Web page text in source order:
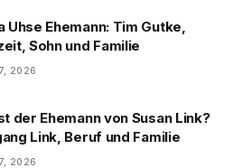
Uhse Ehemann: Tim Gutke,
Sohn und Familie
2026
der Ehemann von Susan Link?
Link, Beruf und Familie
2026